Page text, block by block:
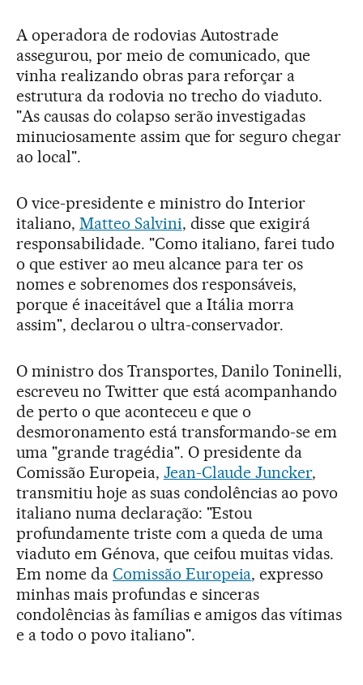
A operadora de rodovias Autostrade
assegurou, por meio de comunicado, que
vinha realizando obras para reforçar a
estrutura da rodovia no trecho do viaduto.
"As causas do colapso serão investigadas
minuciosamente assim que for seguro chegar
ao local".
O vice-presidente e ministro do Interior
italiano, Matteo Salvini, disse que exigirá
responsabilidade. "Como italiano, farei tudo
o que estiver ao meu alcance para ter os
nomes e sobrenomes dos responsáveis,
porque é inaceitável que a Itália morra
assim", declarou o ultra-conservador.
O ministro dos Transportes, Danilo Toninelli,
escreveu no Twitter que está acompanhando
de perto o que aconteceu e que o
desmoronamento está transformando-se em
uma "grande tragédia". O presidente da
Comissão Europeia, Jean-Claude Juncker,
transmitiu hoje as suas condolências ao povo
italiano numa declaração: "Estou
profundamente triste com a queda de uma
viaduto em Génova, que ceifou muitas vidas.
Em nome da Comissão Europeia, expresso
minhas mais profundas e sinceras
condolências às famílias e amigos das vítimas
e a todo o povo italiano".